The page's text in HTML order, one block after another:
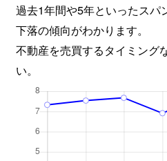
過去1年間や5年といったスパ
下落の傾向がわかります。
不動産を売買するタイミング
い。